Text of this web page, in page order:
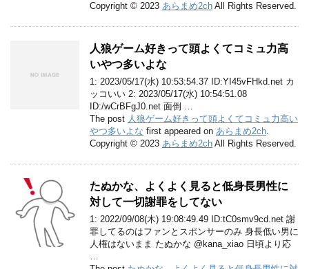
Copyright © 2023 あらまめ2ch All Rights Reserved.
人狼ゲーム好きって頭よくてコミュ力高
いやつ多いよな
1: 2023/05/17(水) 10:53:54.37 ID:YI45vFHkd.net カ
ッコいい 2: 2023/05/17(水) 10:54:51.08
ID:/wCrBFgJ0.net 面倒 …
The post 人狼ゲーム好きって頭よくてコミュ力高い
やつ多いよな first appeared on あらまめ2ch
Copyright © 2023 あらまめ2ch All Rights Reserved.
たぬかな、よくよく見ると低身長男性に
対して一切謝罪をしてない
1: 2022/09/08(木) 19:08:49.49 ID:tC0smv9cd.net 謝
罪してるのはファンとスポンサーのみ 身長低い男に
人権はないまま たぬかな @kana_xiao 日頃より応